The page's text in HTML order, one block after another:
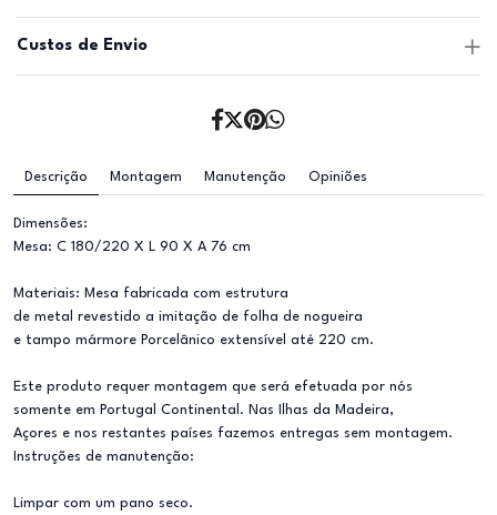
Custos de Envio
Descrição Montagem Manutenção Opiniões
Dimensões:
Mesa: C 180/220 X L 90 X A 76 cm
Materiais: Mesa fabricada com estrutura
de metal revestido a imitação de folha de nogueira
e tampo mármore Porcelânico extensível até 220 cm.
Este produto requer montagem que será efetuada por nós
somente em Portugal Continental. Nas Ilhas da Madeira,
Açores e nos restantes países fazemos entregas sem montagem.
Instruções de manutenção:
Limpar com um pano seco.